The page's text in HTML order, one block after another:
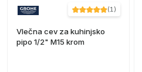
(1)
Vlečna cev za kuhinjsko
pipo 1/2" M15 krom